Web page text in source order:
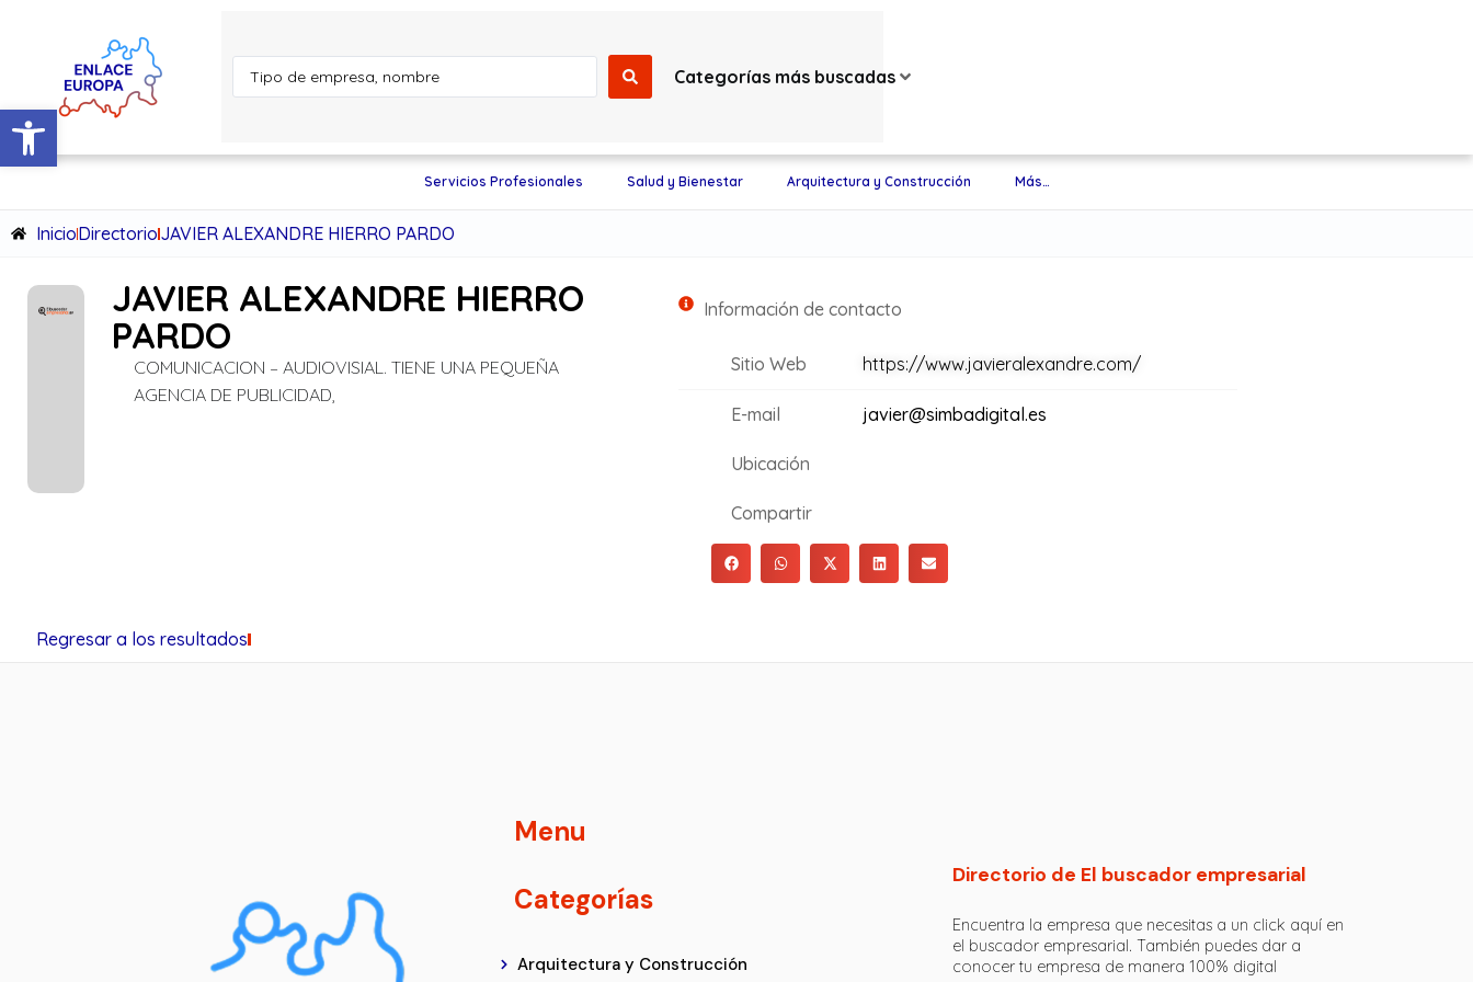
Abrir barra de herramientas
Categorías más buscadas
Servicios Profesionales Salud y Bienestar Arquitectura y Construcción Más…
InicioDirectorioJAVIER ALEXANDRE HIERRO PARDO
JAVIER ALEXANDRE HIERRO
PARDO
COMUNICACION – AUDIOVISIAL. TIENE UNA PEQUEÑA
AGENCIA DE PUBLICIDAD,
Información de contacto
Sitio Web https://www.javieralexandre.com/
E-mail javier@simbadigital.es
Ubicación
Compartir
Regresar a los resultados
Menu
Categorías
Arquitectura y Construcción
Directorio de El buscador empresarial
Encuentra la empresa que necesitas a un click aquí en
el buscador empresarial. También puedes dar a
conocer tu empresa de manera 100% digital